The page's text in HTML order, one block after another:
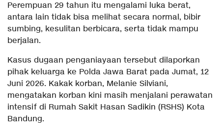
Perempuan 29 tahun itu mengalami luka berat,
antara lain tidak bisa melihat secara normal, bibir
sumbing, kesulitan berbicara, serta tidak mampu
berjalan.
Kasus dugaan penganiayaan tersebut dilaporkan
pihak keluarga ke Polda Jawa Barat pada Jumat, 12
Juni 2026. Kakak korban, Melanie Silviani,
mengatakan korban kini masih menjalani perawatan
intensif di Rumah Sakit Hasan Sadikin (RSHS) Kota
Bandung.